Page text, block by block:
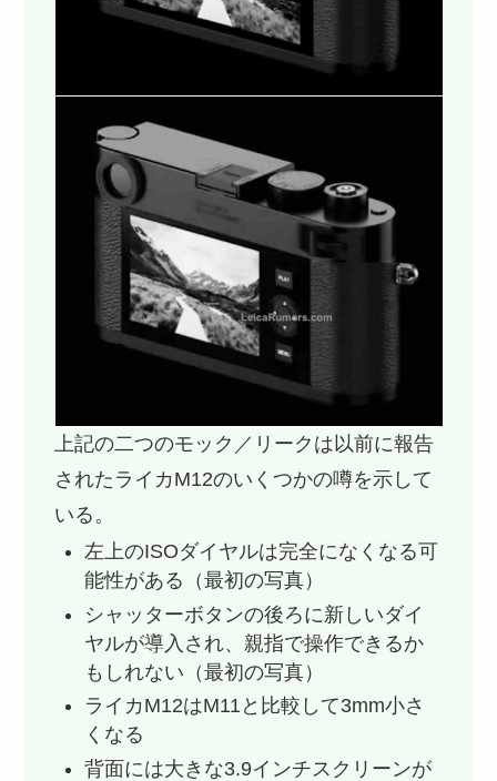
上記の二つのモック／リークは以前に報告
されたライカM12のいくつかの噂を示して
いる。
左上のISOダイヤルは完全になくなる可
能性がある（最初の写真）
シャッターボタンの後ろに新しいダイ
ヤルが導入され、親指で操作できるか
もしれない（最初の写真）
ライカM12はM11と比較して3mm小さ
くなる
背面には大きな3.9インチスクリーンが